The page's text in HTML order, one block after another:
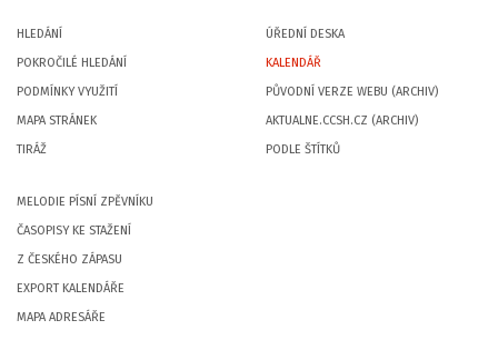
HLEDÁNÍ
POKROČILÉ HLEDÁNÍ
PODMÍNKY VYUŽITÍ
MAPA STRÁNEK
TIRÁŽ
ÚŘEDNÍ DESKA
KALENDÁŘ
PŮVODNÍ VERZE WEBU (ARCHIV)
AKTUALNE.CCSH.CZ (ARCHIV)
PODLE ŠTÍTKŮ
MELODIE PÍSNÍ ZPĚVNÍKU
ČASOPISY KE STAŽENÍ
Z ČESKÉHO ZÁPASU
EXPORT KALENDÁŘE
MAPA ADRESÁŘE